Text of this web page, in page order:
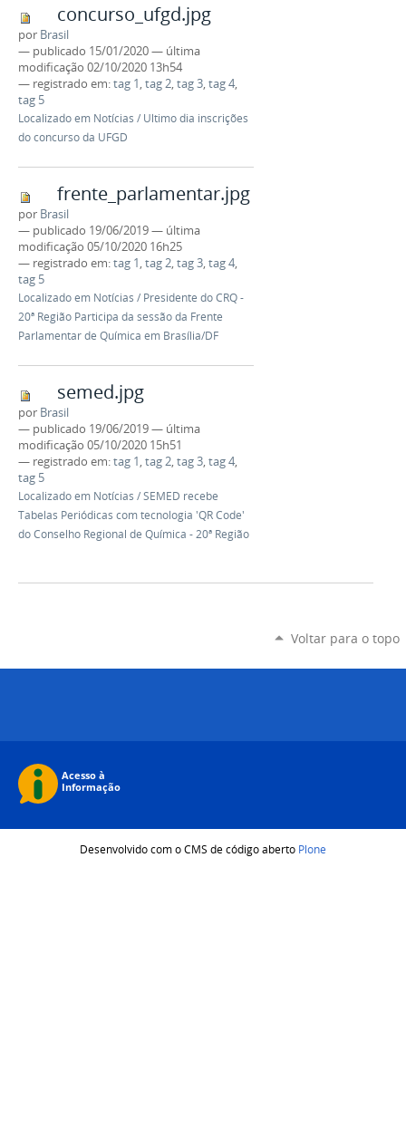
concurso_ufgd.jpg
por Brasil
— publicado 15/01/2020— última
modificação 02/10/2020 13h54
— registrado em:tag 1 tag 2 tag 3 tag 4,
tag 5
Localizado em Notícias / Ultimo dia inscrições
do concurso da UFGD
frente_parlamentar.jpg
por Brasil
— publicado 19/06/2019— última
modificação 05/10/2020 16h25
— registrado em:tag 1,tag 2,tag 3,tag 4,
tag 5
Localizado em Notícias / Presidente do CRQ -
20ª Região Participa da sessão da Frente
Parlamentar de Química em Brasília/DF
semed.jpg
por Brasil
— publicado 19/06/2019— última
modificação 05/10/2020 15h51
— registrado em:tag 1,tag 2,tag 3,tag 4,
tag 5
Localizado em Notícias /SEMED recebe
Tabelas Periódicas com tecnologia 'QR Code'
do Conselho Regional de Química - 20ª Região
Voltar para o topo
Desenvolvido com o CMS de código aberto Plone